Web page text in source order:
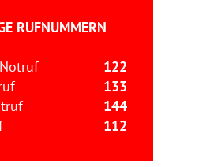
RUFNUMMERN
122
133
144
112